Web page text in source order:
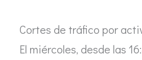
Cortes de tráfico por
El miércoles, desde las